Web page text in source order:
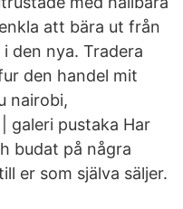
att bära ut från
den nya. Tradera
den handel mit
nairobi,
galeri pustaka Har
budat på några
er som själva säljer.